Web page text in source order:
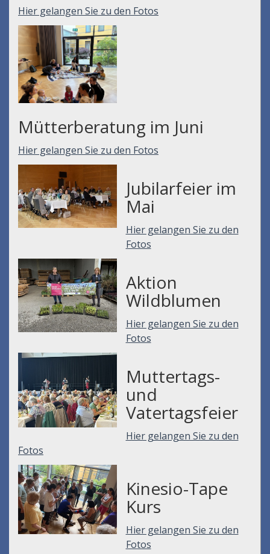
Hier gelangen Sie zu den Fotos
Mütterberatung im Juni
Hier gelangen Sie zu den Fotos
Jubilarfeier im
Mai
Hier gelangen Sie zu den
Fotos
Aktion
Wildblumen
Hier gelangen Sie zu den
Fotos
Muttertags-
und
Vatertagsfeier
Hier gelangen Sie zu den
Fotos
Kinesio-Tape
Kurs
Hier gelangen Sie zu den
Fotos